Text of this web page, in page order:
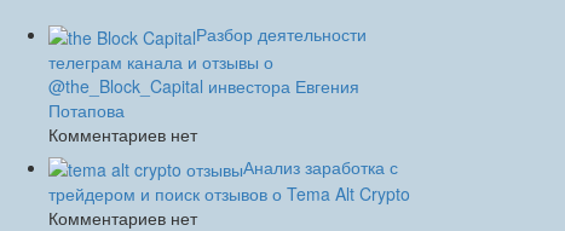
Разбор деятельности
телеграм канала и отзывы о
@the_Block_Capital инвестора Евгения
Потапова
Комментариев нет
Анализ заработка с
трейдером и поиск отзывов о Tema Alt Crypto
Комментариев нет